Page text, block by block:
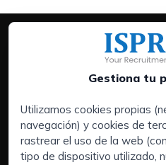
Gestiona tu
Utilizamos cookies propias
navegación) y cookies de
rastrear el uso de la web
tipo de dispositivo utilizado,